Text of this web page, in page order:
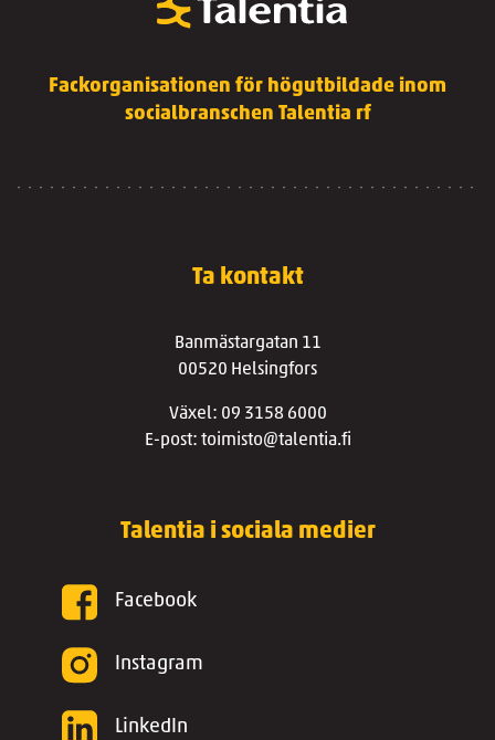
Fackorganisationen för högutbildade inom
socialbranschen Talentia rf
Ta kontakt
Banmästargatan 11
00520 Helsingfors
Växel: 09 3158 6000
E-post: toimisto@talentia.fi
Talentia i sociala medier
Facebook
Instagram
LinkedIn